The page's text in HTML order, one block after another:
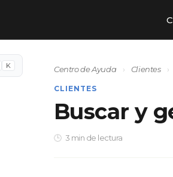
K Centro de Ayuda › Clientes ›
CLIENTES
Buscar y
3 min de lectura